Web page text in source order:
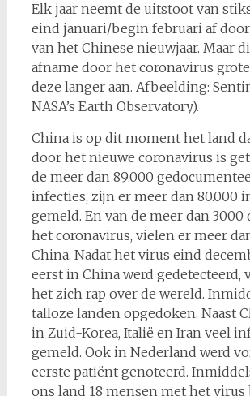
Elk jaar neemt de uitstoot van
eind januari/begin februari af
van het Chinese nieuwjaar. Maar
afname door het coronavirus
deze langer aan. Afbeelding:
NASA’s Earth Observatory).
China is op dit moment het land
door het nieuwe coronavirus is
de meer dan 89.000
infecties, zijn er meer dan 80.000
gemeld. En van de meer dan
het coronavirus, vielen er meer
China. Nadat het virus eind
eerst in China werd gedetecteerd,
het zich rap over de wereld.
talloze landen opgedoken. Naast
in Zuid-Korea, Italië en Iran veel
gemeld. Ook in Nederland werd
eerste patiënt genoteerd.
ons land 18 mensen met het virus